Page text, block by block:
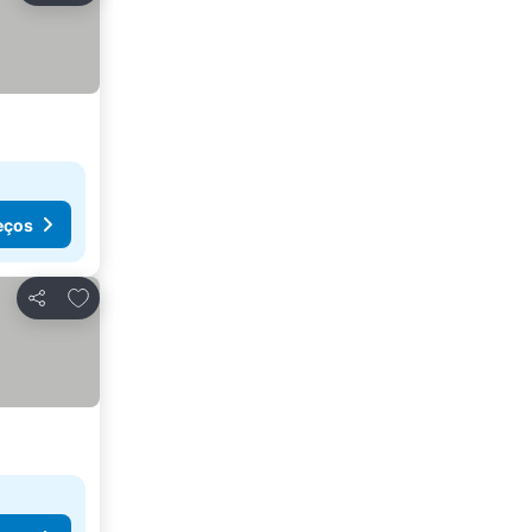
Partilhar
Adicionar aos favoritos